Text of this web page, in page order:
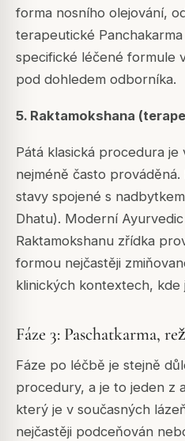
forma nosního olejování,
terapeutické
specifické léčené formule
pod dohledem odborníka.
5. Raktamokshana
Pátá klasická procedura je
nejméně často prováděná.
stavy spojené s
Dhatu). Moderní
Raktamokshanu zřídka
formou nejčastěji
klinických kontextech, kde
Fáze 3: Paschatkarma,
Fáze po léčbě je stejně
procedury, a je to jeden z
který je v současných
nejčastěji podceňován